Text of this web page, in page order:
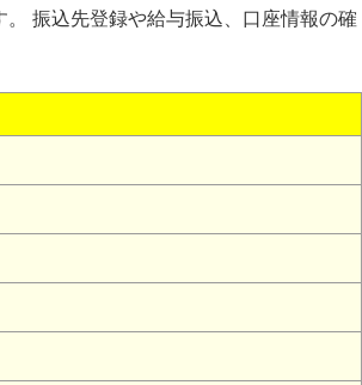
振込先登録や給与振込、口座情報の確